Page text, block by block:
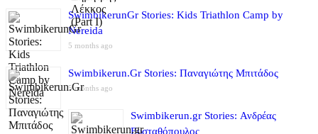
SwimbikerunGr Stories: Kids Triathlon Camp by
Nereida
5 months ago
Swimbikerun.Gr Stories: Παναγιώτης Μπιτάδος
5 months ago
Swimbikerun.gr Stories: Ανδρέας
Ευσταθόπουλος